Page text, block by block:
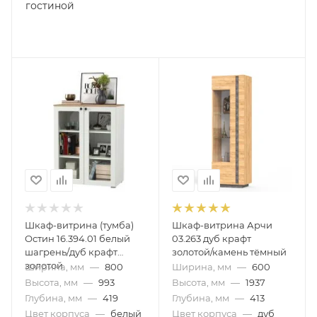
гостиной
Шкаф-витрина (тумба)
Остин 16.394.01 белый
шагрень/дуб крафт
золотой
Ширина, мм — 800
Высота, мм — 993
Глубина, мм — 419
Цвет корпуса — белый
Шкаф-витрина Арчи
03.263 дуб крафт
золотой/камень тёмный
Ширина, мм — 600
Высота, мм — 1937
Глубина, мм — 413
Цвет корпуса — дуб